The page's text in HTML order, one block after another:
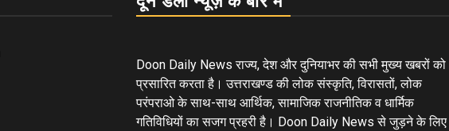
Doon Daily News राज्य, देश और दुनियाभर की सभी मुख्य खबरों को
प्रसारित करता है। उत्तराखण्ड की लोक संस्कृति, विरासतों, लोक
परंपराओ के साथ-साथ आर्थिक, सामाजिक राजनीतिक व धार्मिक
गतिविधियों का सजग प्रहरी है। Doon Daily News से जुड़ने के लिए